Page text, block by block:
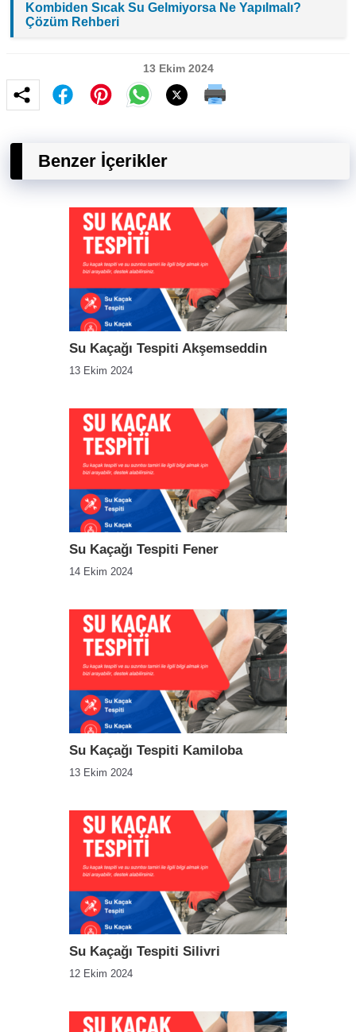
Kombiden Sıcak Su Gelmiyorsa Ne Yapılmalı?
Çözüm Rehberi
13 Ekim 2024
Benzer İçerikler
Su Kaçağı Tespiti Akşemseddin
13 Ekim 2024
Su Kaçağı Tespiti Fener
14 Ekim 2024
Su Kaçağı Tespiti Kamiloba
13 Ekim 2024
Su Kaçağı Tespiti Silivri
12 Ekim 2024